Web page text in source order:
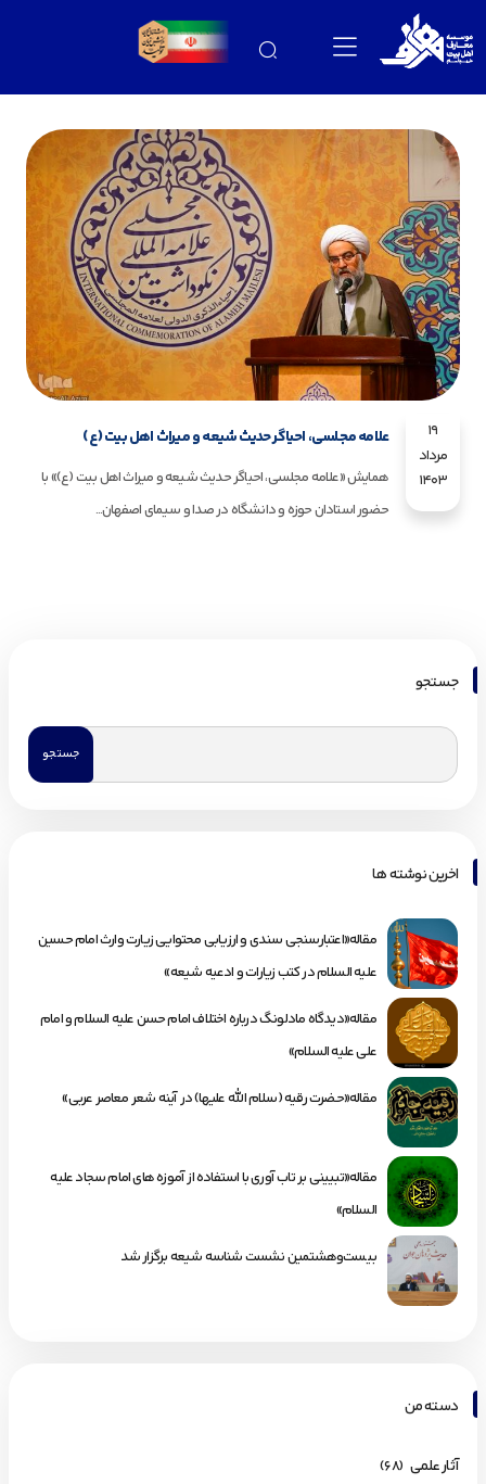
19
مرداد
1403
علامه مجلسی، احیاگر حدیث شیعه و میراث اهل بیت (ع)
همایش «علامه مجلسی، احیاگر حدیث شیعه و میراث اهل بیت (ع)» با
حضور استادان حوزه و دانشگاه در صدا و سیمای اصفهان...
جستجو
اخرین نوشته ها
مقاله«اعتبارسنجی سندی و ارزیابی محتوایی زیارت وارث امام حسین
علیه السلام در کتب زیارات و ادعیه شیعه»
مقاله«دیدگاه مادلونگ درباره اختلاف امام حسن علیه السلام و امام
علی علیه السلام»
مقاله«حضرت رقیه (سلام الله علیها) در آینه شعر معاصر عربی»
مقاله«تبیینی بر تاب آوری با استفاده از آموزه های امام سجاد علیه
السلام»
بیست‌وهشتمین نشست شناسه شیعه برگزار شد
دسته من
آثار علمی (68)